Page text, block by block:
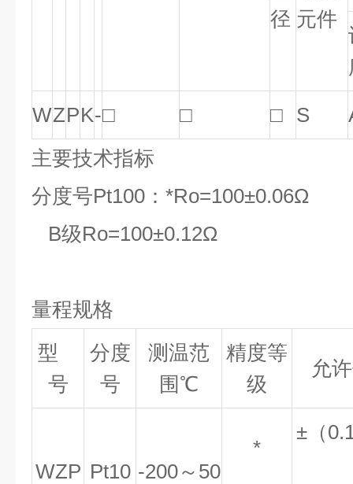
径 元件
WZPK-□ □ □ S
主要技术指标
分度号Pt100：*Ro=100±0.06Ω
B级Ro=100±0.12Ω
量程规格
型
号
分度
号
测温范
围℃
精度等
级
允
WZP Pt10 -200～50
*
±（